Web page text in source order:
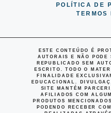
POLÍTICA DE
TERMOS
ESTE CONTEÚDO É
AUTORAIS E NÃO PODE
REPUBLICADO SEM
ESCRITO. TODO O
FINALIDADE
EDUCACIONAL.
SITE MANTÉM
AFILIADOS COM
PRODUTOS
PODENDO RECEBER